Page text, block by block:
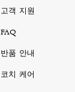
고객 지원
FAQ
반품 안내
코치 케어